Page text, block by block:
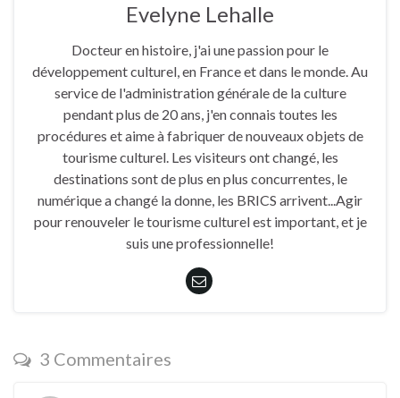
Evelyne Lehalle
Docteur en histoire, j'ai une passion pour le
développement culturel, en France et dans le monde. Au
service de l'administration générale de la culture
pendant plus de 20 ans, j'en connais toutes les
procédures et aime à fabriquer de nouveaux objets de
tourisme culturel. Les visiteurs ont changé, les
destinations sont de plus en plus concurrentes, le
numérique a changé la donne, les BRICS arrivent...Agir
pour renouveler le tourisme culturel est important, et je
suis une professionnelle!
3 Commentaires